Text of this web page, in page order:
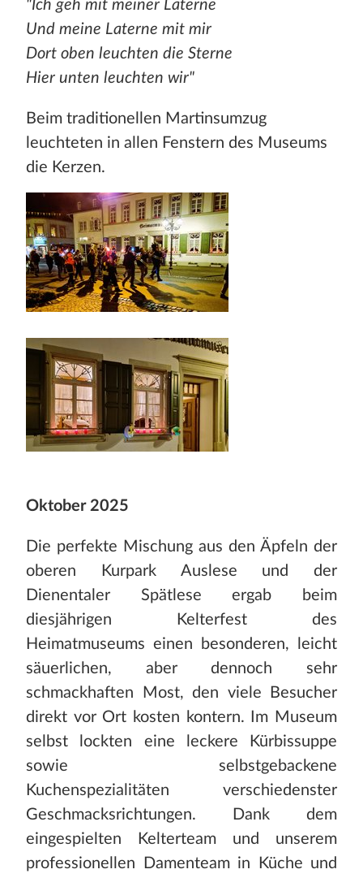
"Ich geh mit meiner Laterne
Und meine Laterne mit mir
Dort oben leuchten die Sterne
Hier unten leuchten wir"
Beim traditionellen Martinsumzug
leuchteten in allen Fenstern des Museums
die Kerzen.
Oktober 2025
Die perfekte Mischung aus den Äpfeln der
oberen Kurpark Auslese und der
Dienentaler Spätlese ergab beim
diesjährigen Kelterfest des
Heimatmuseums einen besonderen, leicht
säuerlichen, aber dennoch sehr
schmackhaften Most, den viele Besucher
direkt vor Ort kosten kontern. Im Museum
selbst lockten eine leckere Kürbissuppe
sowie selbstgebackene
Kuchenspezialitäten verschiedenster
Geschmacksrichtungen. Dank dem
eingespielten Kelterteam und unserem
professionellen Damenteam in Küche und